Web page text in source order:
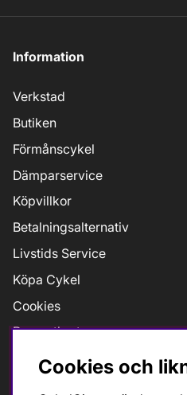
Information
Verkstad
Butiken
Förmånscykel
Dämparservice
Köpvillkor
Betalningsalternativ
Livstids Service
Köpa Cykel
Cookies
Presentkort
JobbCookies och